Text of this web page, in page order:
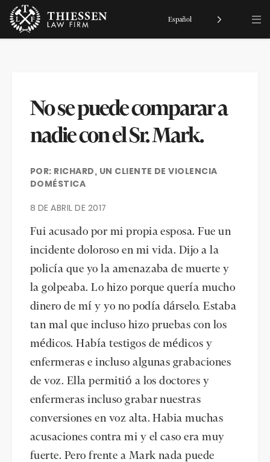
No se puede comparar a
nadie con el Sr. Mark.
POR: RICHARD, UN CLIENTE DE VIOLENCIA
DOMÉSTICA
8 DE ABRIL DE 2017
Fui acusado por mi propia esposa. Fue un
incidente doloroso en mi vida. Dijo a la
policía que yo la amenazaba de muerte y
la golpeaba. Lo hizo porque quería mucho
dinero de mí y yo no podía dárselo. Estaba
tan mal que incluso hizo pruebas con los
médicos. Había testigos de médicos y
enfermeras e incluso algunas grabaciones
de voz. Ella permitió a los doctores y
enfermeras incluso grabar nuestras
conversiones en voz alta. Habia muchas
acusaciones contra mi y el caso era muy
fuerte. Pero frente a Mark nada puede
Español